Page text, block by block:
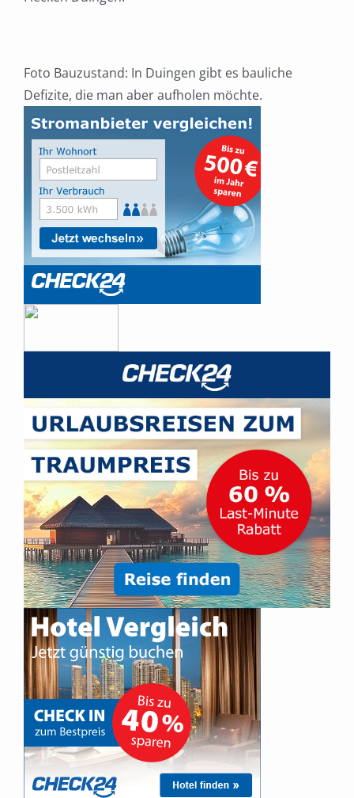
Foto Bauzustand: In Duingen gibt es bauliche
Defizite, die man aber aufholen möchte.